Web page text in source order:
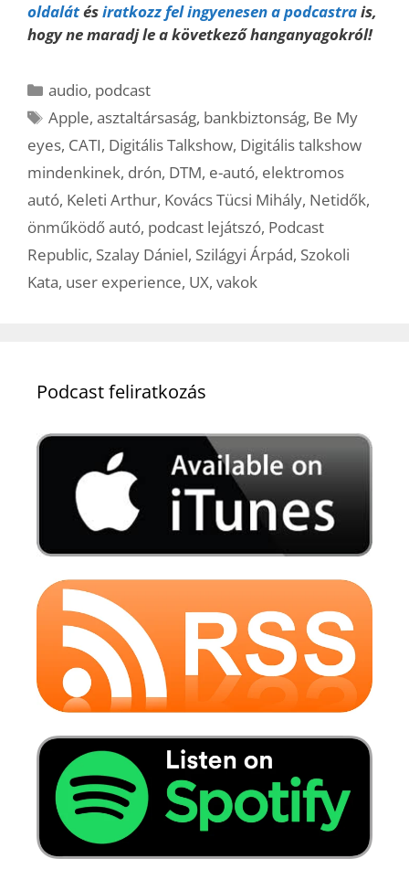
oldalátésiratkozz fel ingyenesen a podcastrais,
hogy ne maradj le a következő hanganyagokról!
Kategória
audio, podcast
Címkék
Apple,asztaltársaság, bankbiztonság, Be My
eyes, CATI, Digitális Talkshow, Digitális talkshow
mindenkinek, drón, DTM, e-autó, elektromos
autó, Keleti Arthur, Kovács Tücsi Mihály, Netidők,
önműködő autó, podcast lejátszó, Podcast
Republic, Szalay Dániel, Szilágyi Árpád, Szokoli
Kata, user experience, UX, vakok
Podcast feliratkozás